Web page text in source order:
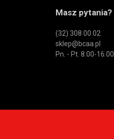
Masz pytania?
(32) 308 00 02
sklep@bcaa.pl
Pn. - Pt. 8.00-16.00